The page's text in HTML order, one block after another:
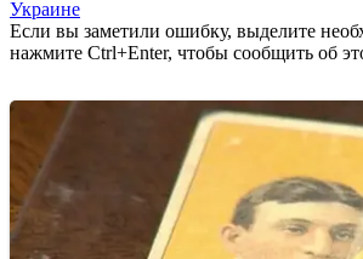
Украине
Если вы заметили ошибку, выделите
нажмите Ctrl+Enter, чтобы сообщить об